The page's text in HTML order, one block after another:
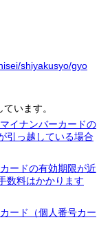
shiyakusyo/gyo
います。
イナンバーカードの
引っ越している場合
ードの有効期限が近
数料はかかります
ード（個人番号カー